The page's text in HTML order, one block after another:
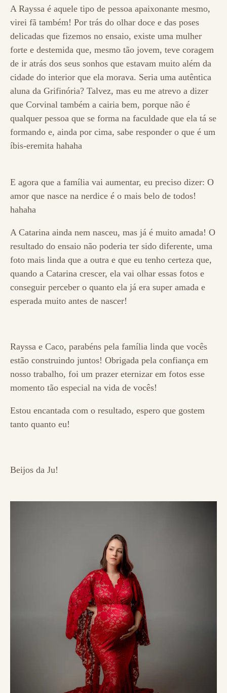
A Rayssa é aquele tipo de pessoa apaixonante mesmo,
virei fã também! Por trás do olhar doce e das poses
delicadas que fizemos no ensaio, existe uma mulher
forte e destemida que, mesmo tão jovem, teve coragem
de ir atrás dos seus sonhos que estavam muito além da
cidade do interior que ela morava. Seria uma autêntica
aluna da Grifinória? Talvez, mas eu me atrevo a dizer
que Corvinal também a cairia bem, porque não é
qualquer pessoa que se forma na faculdade que ela tá se
formando e, ainda por cima, sabe responder o que é um
íbis-eremita hahaha
E agora que a família vai aumentar, eu preciso dizer: O
amor que nasce na nerdice é o mais belo de todos!
hahaha
A Catarina ainda nem nasceu, mas já é muito amada! O
resultado do ensaio não poderia ter sido diferente, uma
foto mais linda que a outra e que eu tenho certeza que,
quando a Catarina crescer, ela vai olhar essas fotos e
conseguir perceber o quanto ela já era super amada e
esperada muito antes de nascer!
Rayssa e Caco, parabéns pela família linda que vocês
estão construindo juntos! Obrigada pela confiança em
nosso trabalho, foi um prazer eternizar em fotos esse
momento tão especial na vida de vocês!
Estou encantada com o resultado, espero que gostem
tanto quanto eu!
Beijos da Ju!